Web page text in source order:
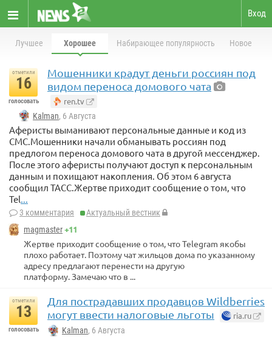
Вход
Лучшее Хорошее Набирающее популярность Новое
отметили
16
голосовать
Мошенники крадут деньги россиян под
видом переноса домового чата
ren.tv
Kalman, 6 Августа
Аферисты выманивают персональные данные и код из
СМС.Мошенники начали обманывать россиян под
предлогом переноса домового чата в другой мессенджер.
После этого аферисты получают доступ к персональным
данным и похищают накопления. Об этом 6 августа
сообщил ТАСС.Жертве приходит сообщение о том, что
Tel...
3 комментария
Актуальный вестник
magmaster+11
Жертве приходит сообщение о том, что Telegram якобы
плохо работает. Поэтому чат жильцов дома по указанному
адресу предлагают перенести на другую
платформу. Замечаю что в ...
отметили
13
голосовать
Для пострадавших продавцов Wildberries
могут ввести налоговые льготы
ria.ru
Kalman, 6 Августа